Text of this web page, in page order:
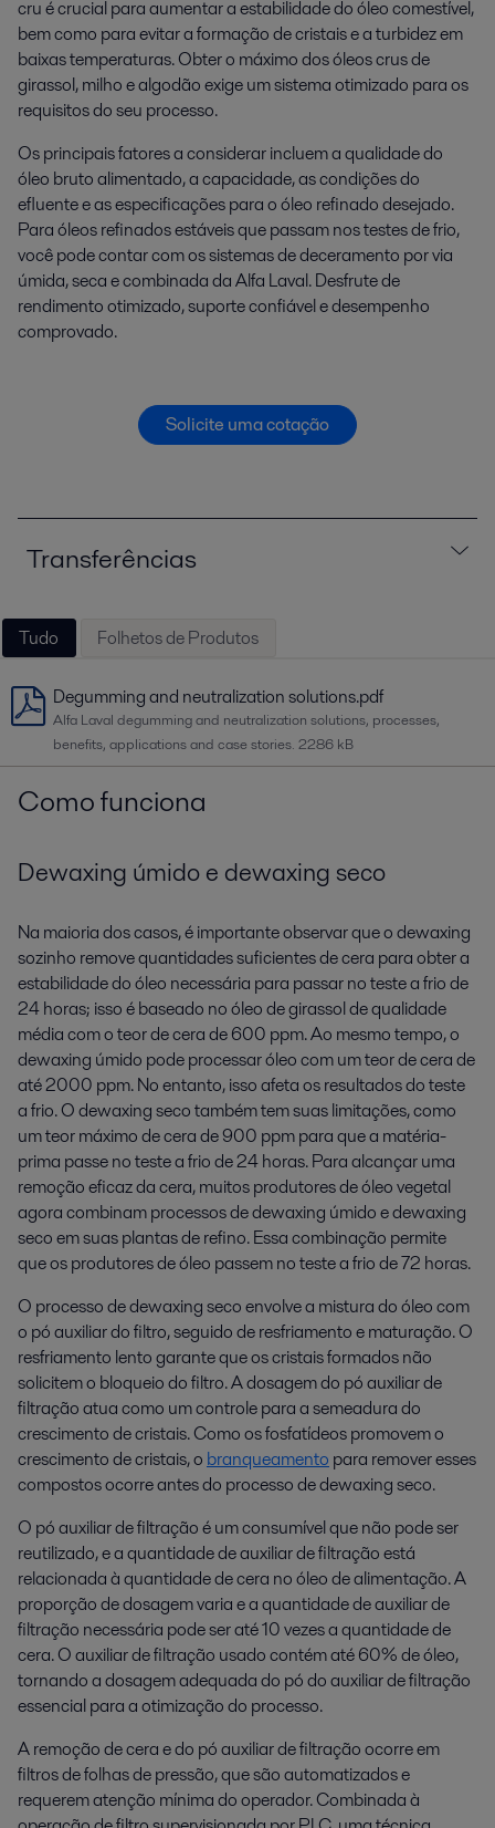
cru é crucial para aumentar a estabilidade do óleo comestível,
bem como para evitar a formação de cristais e a turbidez em
baixas temperaturas. Obter o máximo dos óleos crus de
girassol, milho e algodão exige um sistema otimizado para os
requisitos do seu processo.
Os principais fatores a considerar incluem a qualidade do
óleo bruto alimentado, a capacidade, as condições do
efluente e as especificações para o óleo refinado desejado.
Para óleos refinados estáveis que passam nos testes de frio,
você pode contar com os sistemas de deceramento por via
úmida, seca e combinada da Alfa Laval. Desfrute de
rendimento otimizado, suporte confiável e desempenho
comprovado.
Solicite uma cotação
Transferências
Tudo Folhetos de Produtos
Degumming and neutralization solutions.pdf
Alfa Laval degumming and neutralization solutions, processes,
benefits, applications and case stories. 2286 kB
Como funciona
Dewaxing úmido e dewaxing seco
Na maioria dos casos, é importante observar que o dewaxing
sozinho remove quantidades suficientes de cera para obter a
estabilidade do óleo necessária para passar no teste a frio de
24 horas; isso é baseado no óleo de girassol de qualidade
média com o teor de cera de 600 ppm. Ao mesmo tempo, o
dewaxing úmido pode processar óleo com um teor de cera de
até 2000 ppm. No entanto, isso afeta os resultados do teste
a frio. O dewaxing seco também tem suas limitações, como
um teor máximo de cera de 900 ppm para que a matéria-
prima passe no teste a frio de 24 horas. Para alcançar uma
remoção eficaz da cera, muitos produtores de óleo vegetal
agora combinam processos de dewaxing úmido e dewaxing
seco em suas plantas de refino. Essa combinação permite
que os produtores de óleo passem no teste a frio de 72 horas.
O processo de dewaxing seco envolve a mistura do óleo com
o pó auxiliar do filtro, seguido de resfriamento e maturação. O
resfriamento lento garante que os cristais formados não
solicitem o bloqueio do filtro. A dosagem do pó auxiliar de
filtração atua como um controle para a semeadura do
crescimento de cristais. Como os fosfatídeos promovem o
crescimento de cristais, o branqueamento para remover esses
compostos ocorre antes do processo de dewaxing seco.
O pó auxiliar de filtração é um consumível que não pode ser
reutilizado, e a quantidade de auxiliar de filtração está
relacionada à quantidade de cera no óleo de alimentação. A
proporção de dosagem varia e a quantidade de auxiliar de
filtração necessária pode ser até 10 vezes a quantidade de
cera. O auxiliar de filtração usado contém até 60% de óleo,
tornando a dosagem adequada do pó do auxiliar de filtração
essencial para a otimização do processo.
A remoção de cera e do pó auxiliar de filtração ocorre em
filtros de folhas de pressão, que são automatizados e
requerem atenção mínima do operador. Combinada à